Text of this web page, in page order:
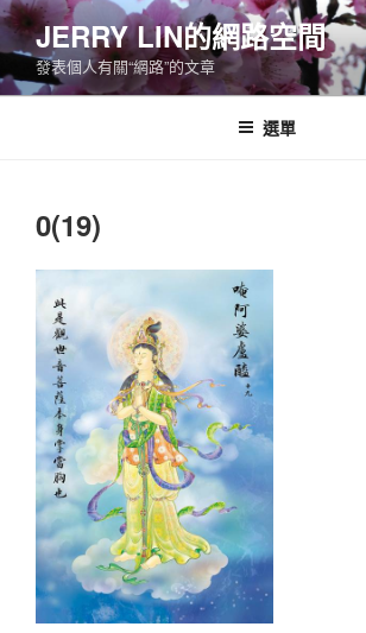
跳
至
主
要
JERRY LIN的網路空間
發表個人有關“網路”的文章
選單
0(19)